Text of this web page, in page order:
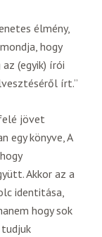
élmény,
hogy
(egyik) írói
írt.”
jövet
egy könyve, A
Akkor az a
identitása,
hogy sok